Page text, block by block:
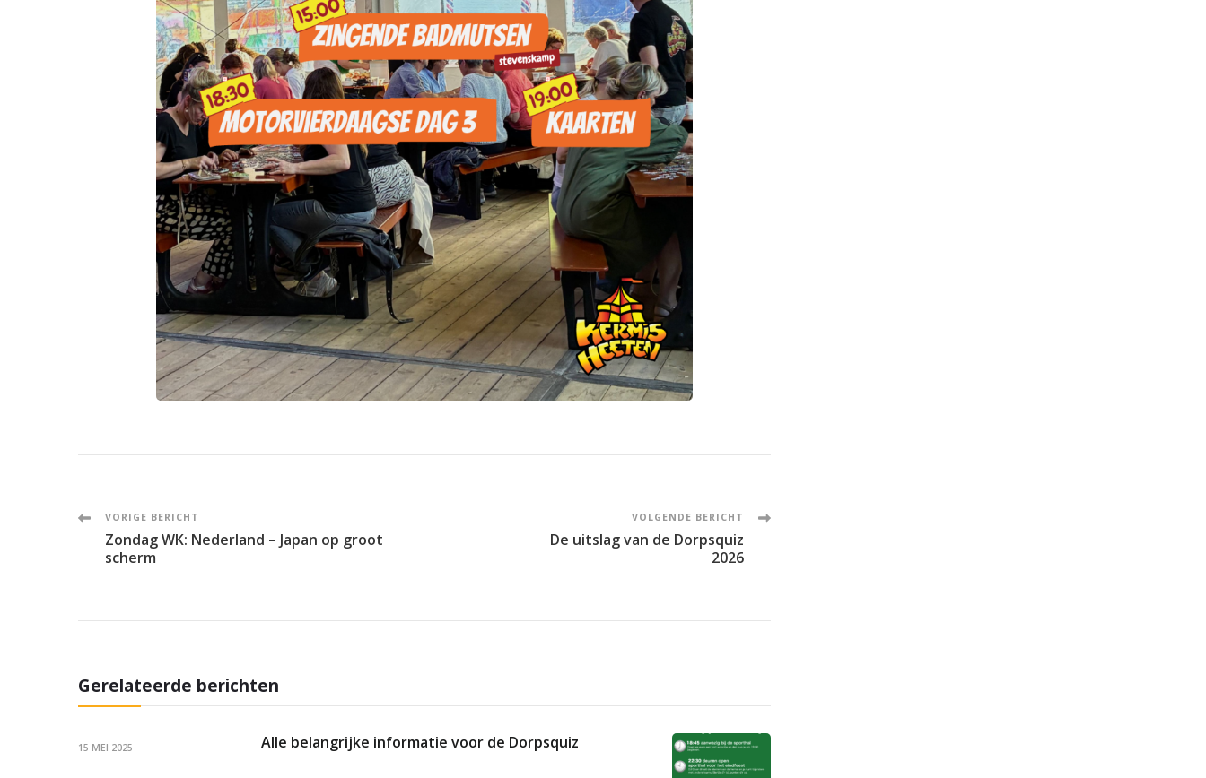
Post
Navigation
VORIGE BERICHT
Zondag WK: Nederland – Japan op groot
scherm
VOLGENDE BERICHT
De uitslag van de Dorpsquiz
2026
Gerelateerde berichten
15 MEI 2025 Alle belangrijke informatie voor de Dorpsquiz